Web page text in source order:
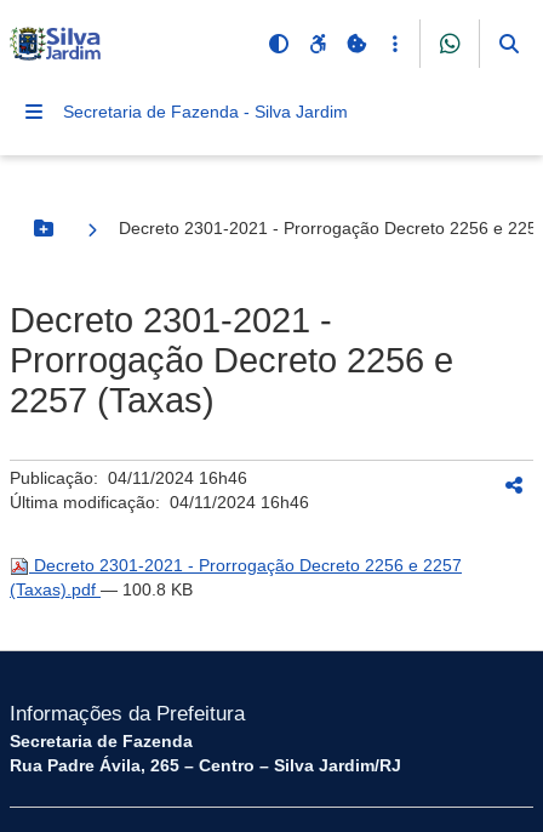
Secretaria de Fazenda - Silva Jardim
Botão Menu
Decreto 2301-2021 - Prorrogação Decreto 2256 e
Decreto 2301-2021 -
Prorrogação Decreto 2256 e
2257 (Taxas)
Publicação: 04/11/2024 16h46
Última modificação: 04/11/2024 16h46
Decreto 2301-2021 - Prorrogação Decreto 2256 e 2257
(Taxas).pdf — 100.8 KB
Informações da Prefeitura
Secretaria de Fazenda
Rua Padre Ávila, 265 – Centro – Silva Jardim/RJ